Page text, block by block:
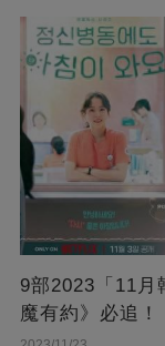
9部2023「11月
魔有約》必追！